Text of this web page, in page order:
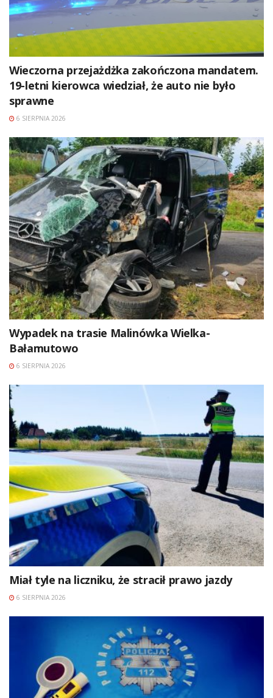
Wieczorna przejażdżka zakończona mandatem.
19-letni kierowca wiedział, że auto nie było
sprawne
6 SIERPNIA 2026
Wypadek na trasie Malinówka Wielka-
Bałamutowo
6 SIERPNIA 2026
Miał tyle na liczniku, że stracił prawo jazdy
6 SIERPNIA 2026